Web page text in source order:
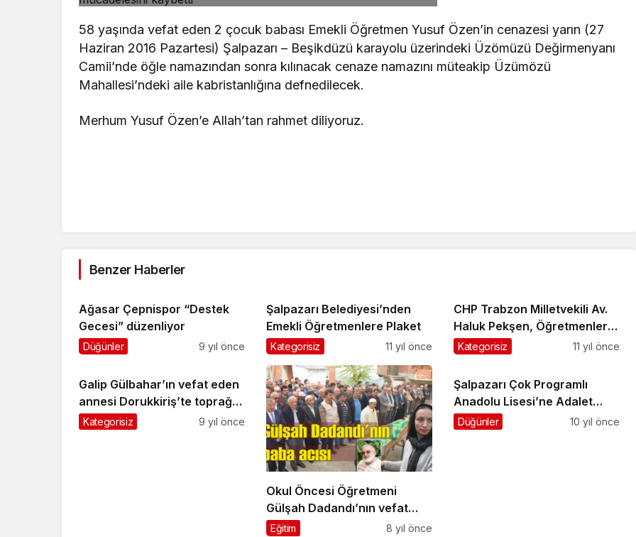
58 yaşında vefat eden 2 çocuk babası Emekli Öğretmen Yusuf Özen’in cenazesi yarın (27
Haziran 2016 Pazartesi) Şalpazarı – Beşikdüzü karayolu üzerindeki Üzömüzü Değirmenyanı
Camii’nde öğle namazından sonra kılınacak cenaze namazını müteakip Üzümözü
Mahallesi’ndeki aile kabristanlığına defnedilecek.
Merhum Yusuf Özen’e Allah’tan rahmet diliyoruz.
Benzer Haberler
Ağasar Çepnispor “Destek
Gecesi” düzenliyor
Düğünler 9 yıl önce
Şalpazarı Belediyesi’nden
Emekli Öğretmenlere Plaket
Kategorisiz 11 yıl önce
CHP Trabzon Milletvekili Av.
Haluk Pekşen, Öğretmenler
Günü’nü kutladı
Kategorisiz 11 yıl önce
Galip Gülbahar’ın vefat eden
annesi Dorukkiriş’te toprağa
verildi
Kategorisiz 9 yıl önce
Okul Öncesi Öğretmeni
Gülşah Dadandı’nın vefat
eden babası toprağa verildi
Eğitim 8 yıl önce
Şalpazarı Çok Programlı
Anadolu Lisesi’ne Adalet
alanı açılıyor
Düğünler 10 yıl önce